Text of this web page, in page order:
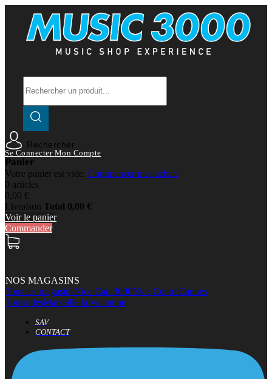
Rechercher
Se Connecter Mon Compte
Panier
Votre panier est vide. Commencer mes achats
0 articles
0,00 €
Livraison Total 0,00 €
Voir le panier
Commander
NOS MAGASINS
Tous les magasinsNice Cap 3000Nice CentreCannes
TourradesMarseille la Valentine
SAV
CONTACT